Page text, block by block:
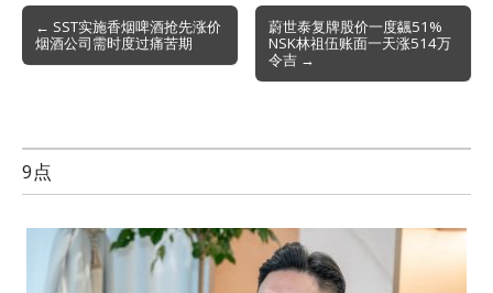
Post
navigation
← SST实施香烟啤酒抢先涨价
烟酒公司需时度过痛苦期
蔚世泰复牌股价一度飊51%
NSK林祖伍账面一天涨514万
令吉 →
9点